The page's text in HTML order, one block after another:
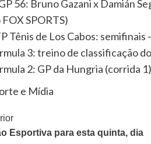
56: Bruno Gazani x Damián
SPORTS)
Tênis de Los Cabos: semifinais
3: treino de classificação
2: GP da Hungria (corrida
e Mídia
Esportiva para esta quinta, dia